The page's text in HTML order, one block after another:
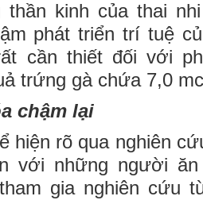
thần kinh của thai
phát triển trí tuệ
cần thiết đối với
trứng gà chứa 7,0
chậm lại
hiện rõ qua nghiên
với những người
gia nghiên cứu